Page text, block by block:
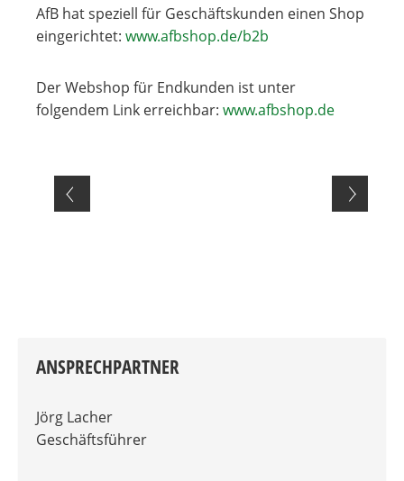
AfB hat speziell für Geschäftskunden einen Shop
eingerichtet: www.afbshop.de/b2b
Der Webshop für Endkunden ist unter
folgendem Link erreichbar: www.afbshop.de
ANSPRECHPARTNER
Jörg Lacher
Geschäftsführer